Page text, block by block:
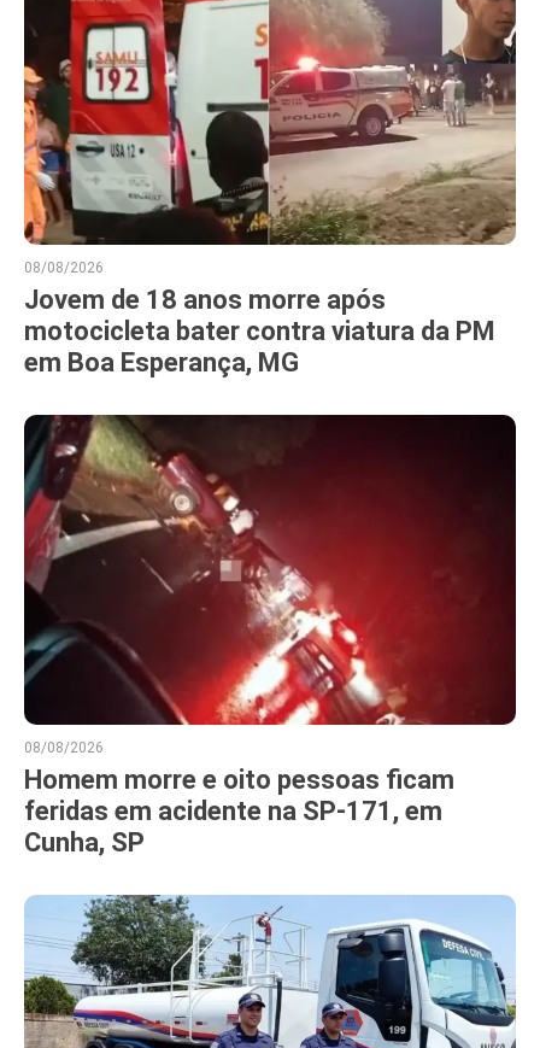
08/08/2026
Jovem de 18 anos morre após
motocicleta bater contra viatura da PM
em Boa Esperança, MG
08/08/2026
Homem morre e oito pessoas ficam
feridas em acidente na SP-171, em
Cunha, SP